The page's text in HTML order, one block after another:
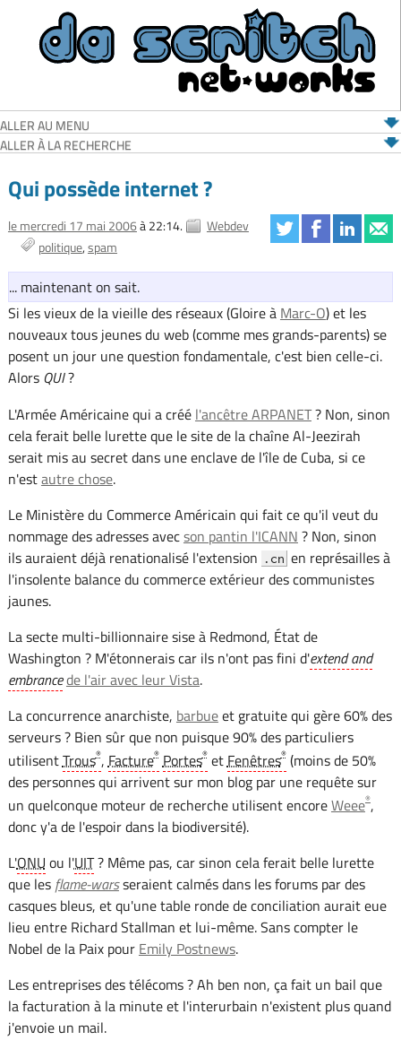
ALLER AU MENU
ALLER À LA RECHERCHE
Qui possède internet ?
le mercredi 17 mai 2006à 22:14.
Webdev
politique spam
... maintenant on sait.
Si les vieux de la vieille des réseaux (Gloire à Marc-O) et les
nouveaux tous jeunes du web (comme mes grands-parents) se
posent un jour une question fondamentale, c'est bien celle-ci.
Alors QUI?
L'Armée Américaine qui a créé l'ancêtre ARPANET? Non, sinon
cela ferait belle lurette que le site de la chaîne Al-Jeezirah
serait mis au secret dans une enclave de l'île de Cuba, si ce
n'estautre chose.
Le Ministère du Commerce Américain qui fait ce qu'il veut du
nommage des adresses avecson pantin l'ICANN ? Non, sinon
ils auraient déjà renationalisé l'extension .cn en représailles à
l'insolente balance du commerce extérieur des communistes
jaunes.
La secte multi-billionnaire sise à Redmond, État de
Washington ? M'étonnerais car ils n'ont pas fini d'extend and
embrancede l'air avec leur Vista.
La concurrence anarchiste, barbueet gratuite qui gère 60% des
serveurs ? Bien sûr que non puisque 90% des particuliers
utilisentTrous®,Facture® Portes®etFenêtres®(moins de 50%
des personnes qui arrivent sur mon blog par une requête sur
un quelconque moteur de recherche utilisent encoreWeee®,
donc y'a de l'espoir dans la biodiversité).
L'ONU ou l'UIT? Même pas, car sinon cela ferait belle lurette
que les flame-warsseraient calmés dans les forums par des
casques bleus, et qu'une table ronde de conciliation aurait eue
lieu entre Richard Stallman et lui-même. Sans compter le
Nobel de la Paix pour Emily Postnews.
Les entreprises des télécoms ? Ah ben non, ça fait un bail que
la facturation à la minute et l'interurbain n'existent plus quand
j'envoie un mail.